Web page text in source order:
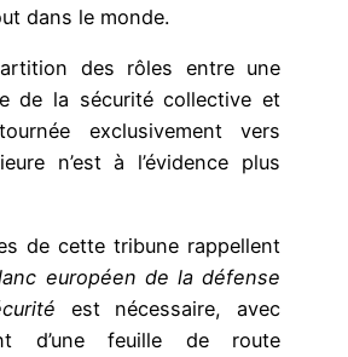
dans le monde.
des rôles entre une
de la sécurité collective et
exclusivement vers
n’est à l’évidence plus
de cette tribune rappellent
européen de la défense
est nécessaire, avec
d’une feuille de route